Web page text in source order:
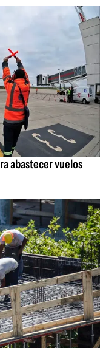
abastecer vuelos